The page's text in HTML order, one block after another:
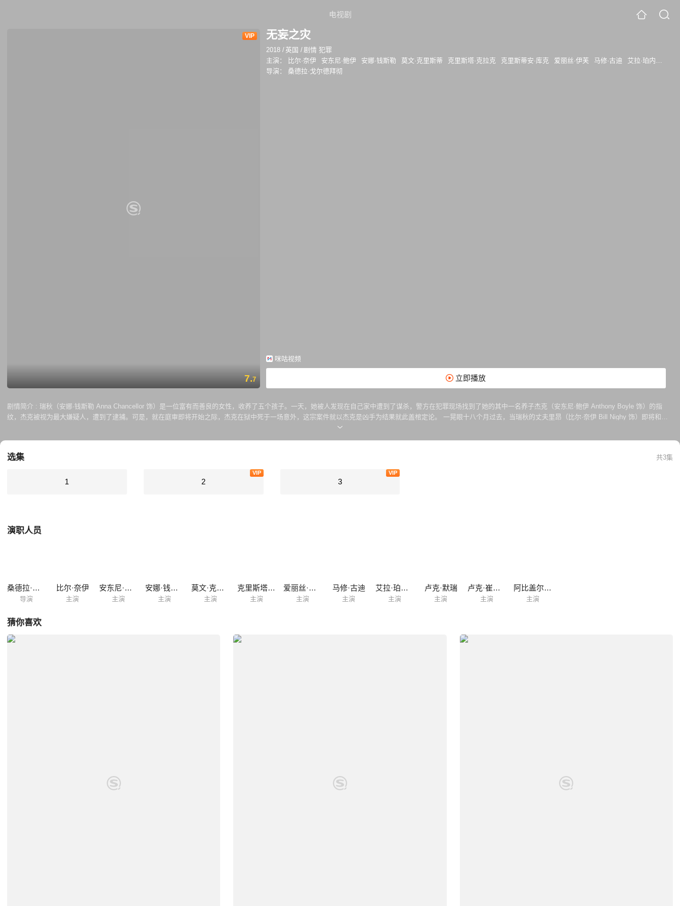
电视剧
VIP
7.7
无妄之灾
2018 / 英国 /剧情 犯罪
主演：
比尔·奈伊 安东尼·鲍伊 安娜·钱斯勒 莫文·克里斯蒂 克里斯塔·克拉克 克里斯蒂安·库克 爱丽丝·伊芙 马修·古迪 艾拉·珀内尔
导演：
桑德拉·戈尔德拜彻
咪咕视频
立即播放
剧情简介 : 瑞秋（安娜·钱斯勒 Anna Chancellor 饰）是一位富有而善良的女性，收养了五个孩子。一天，她被人发现在自己家中遭到了谋杀，警方在犯罪现场找到了她的其中一名养子杰克（安东尼·鲍伊 Anthony Boyle 饰）的指
纹，杰克被视为最大嫌疑人，遭到了逮捕。可是，就在庭审即将开始之际，杰克在狱中死于一场意外，这宗案件就以杰克是凶手为结果就此盖棺定论。 一晃眼十八个月过去，当瑞秋的丈夫里昂（比尔·奈伊 Bill Nighy 饰）即将和他
的未婚妻携手步入婚姻殿堂之际，一位名为亚瑟（卢克·崔德威 Luke Treadaway 饰）的男子出现在了他们面前，并且带来了一个爆炸性的消息——杀死瑞秋的凶手并非杰克，而是另有他人。
选集 共3集
1 2
VIP
3
VIP
演职人员
桑德拉·戈尔德拜彻
导演
比尔·奈伊
主演
安东尼·鲍伊
主演
安娜·钱斯勒
主演
莫文·克里斯蒂
主演
克里斯塔·克拉克
主演
爱丽丝·伊芙
主演
马修·古迪
主演
艾拉·珀内尔
主演
卢克·默瑞
主演
卢克·崔德威
主演
阿比盖尔·康斯
主演
猜你喜欢